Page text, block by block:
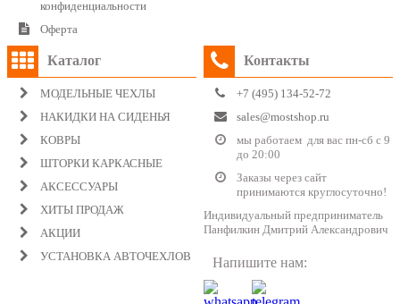
конфиденциальности
Оферта
Каталог
МОДЕЛЬНЫЕ ЧЕХЛЫ
НАКИДКИ НА СИДЕНЬЯ
КОВРЫ
ШТОРКИ КАРКАСНЫЕ
АКСЕССУАРЫ
ХИТЫ ПРОДАЖ
АКЦИИ
УСТАНОВКА АВТОЧЕХЛОВ
Контакты
+7 (495) 134-52-72
sales@mostshop.ru
мы работаем для вас пн-сб с 9
до 20:00
Заказы через сайт
принимаются круглосуточно!
Индивидуальный предприниматель
Панфилкин Дмитрий Александрович
Напишите нам: